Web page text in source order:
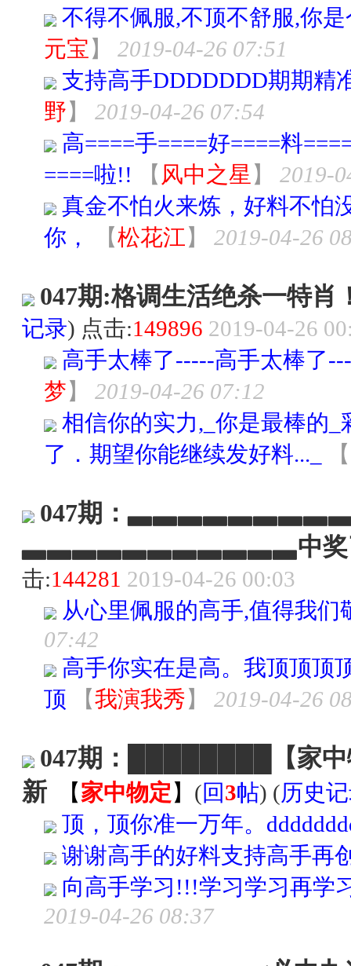
不得不佩服,不顶不舒服,你
元宝 】
2019-04-26 07:51
支持高手DDDDDDD期期精
野】
2019-04-26 07:54
高====手====好====料
====啦!!
【 风中之星 】
2019-
真金不怕火来炼，好料不怕
你，
【松花江 】 2019-04-26
047期:格调生活绝杀一特肖
记录) 点击:149896 2019-04-26
高手太棒了-----高手太棒了
梦】
2019-04-26 07:12
相信你的实力,_你是最棒的
了．期望你能继续发好料..._
【
047期：
▃▃▃▃▃▃▃▃▃▃▃中奖
击:144281 2019-04-26 00:03
从心里佩服的高手,值得我们
07:42
高手你实在是高。我顶顶顶
顶
【我演我秀】 2019-04-26
047期：████████【家
新
【家中物定 】 (回3帖) (历史
顶，顶你准一万年。
谢谢高手的好料支持高手再
向高手学习!!!学习学习再学
2019-04-26 08:37